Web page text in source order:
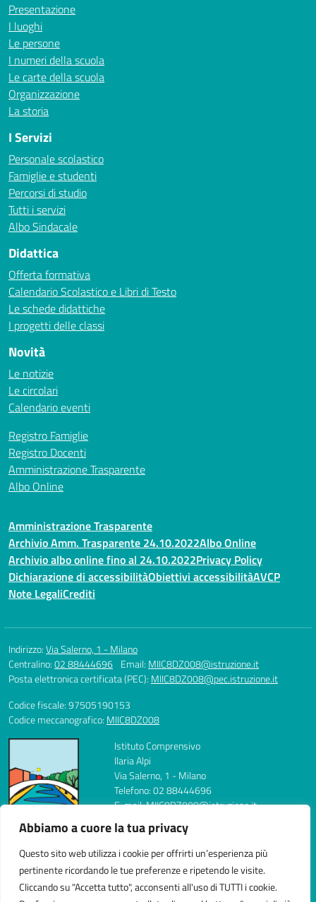
Abbiamo a cuore la tua privacy
Questo sito web utilizza i cookie per offrirti un’esperienza più
pertinente ricordando le tue preferenze e ripetendo le visite.
Cliccando su "Accetta tutto", acconsenti all'uso di TUTTI i cookie.
Presentazione
I luoghi
Le persone
I numeri della scuola
Le carte della scuola
Organizzazione
La storia
I Servizi
Personale scolastico
Famiglie e studenti
Percorsi di studio
Tutti i servizi
Albo Sindacale
Didattica
Offerta formativa
Calendario Scolastico e Libri di Testo
Le schede didattiche
I progetti delle classi
Novità
Le notizie
Le circolari
Calendario eventi
Registro Famiglie
Registro Docenti
Amministrazione Trasparente
Albo Online
Amministrazione Trasparente
Archivio Amm. Trasparente 24.10.2022Albo Online
Archivio albo online fino al 24.10.2022Privacy Policy
Dichiarazione di accessibilitàObiettivi accessibilitàAVCP
Note LegaliCrediti
Indirizzo:Via Salerno, 1 - Milano
Centralino:02 88444696 Email: MIIC8DZ008@istruzione.it
Posta elettronica certificata (PEC): MIIC8DZ008@pec.istruzione.it
Codice fiscale: 97505190153
Codice meccanografico: MIIC8DZ008
Istituto Comprensivo
Ilaria Alpi
Via Salerno, 1 - Milano
Telefono: 02 88444696
E-mail: MIIC8DZ008@istruzione.it
PEC: MIIC8DZ008@pec.istruzione.it
Codice Meccanografico: MIIC8DZ008
Codice Fiscale: 97505190153
FAX: 0288444704